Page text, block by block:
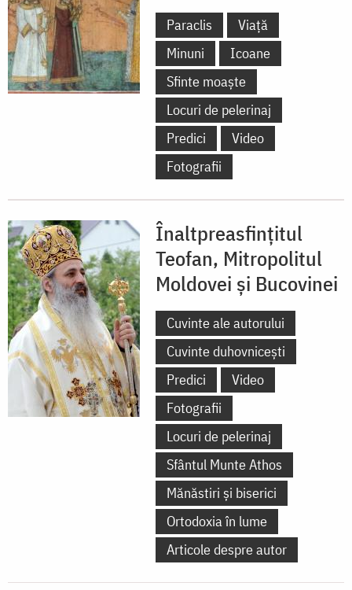
Paraclis
Viață
Minuni
Icoane
Sfinte moaște
Locuri de pelerinaj
Predici
Video
Fotografii
Înaltpreasfințitul
Teofan, Mitropolitul
Moldovei și Bucovinei
Cuvinte ale autorului
Cuvinte duhovnicești
Predici
Video
Fotografii
Locuri de pelerinaj
Sfântul Munte Athos
Mănăstiri și biserici
Ortodoxia în lume
Articole despre autor